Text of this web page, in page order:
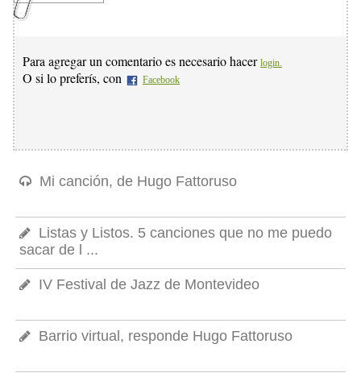
Para agregar un comentario es necesario hacer login.
O si lo preferís, con Facebook
Mi canción, de Hugo Fattoruso
Listas y Listos. 5 canciones que no me puedo
sacar de l ...
IV Festival de Jazz de Montevideo
Barrio virtual, responde Hugo Fattoruso